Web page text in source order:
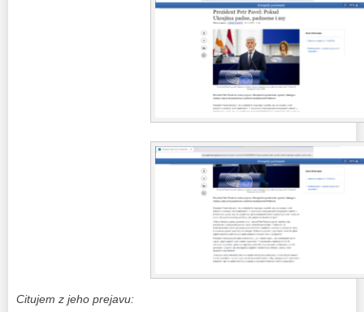
Citujem z jeho prejavu: